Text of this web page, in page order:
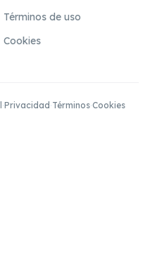
Términos de uso
Cookies
·Privacidad ·Términos·Cookies